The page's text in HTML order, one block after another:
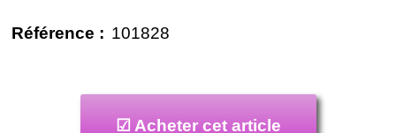
Référence : 101828
☑ Acheter cet article